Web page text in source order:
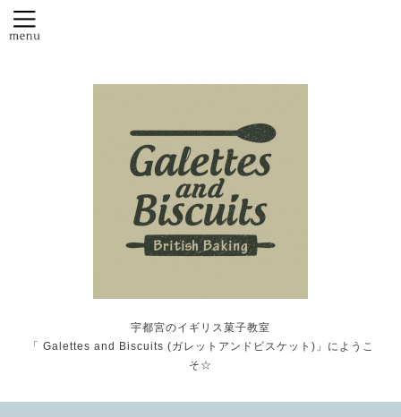
宇都宮のイギリス菓子教室
「 Galettes and Biscuits (ガレットアンドビスケット)」にようこ
そ☆